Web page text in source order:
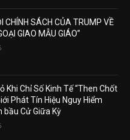
CHÍNH SÁCH CỦA TRUMP VỀ
GIAO MẪU GIÁO”
Khi Chỉ Số Kinh Tế “Then Chốt
Phát Tín Hiệu Nguy Hiểm
bầu Cử Giữa Kỳ